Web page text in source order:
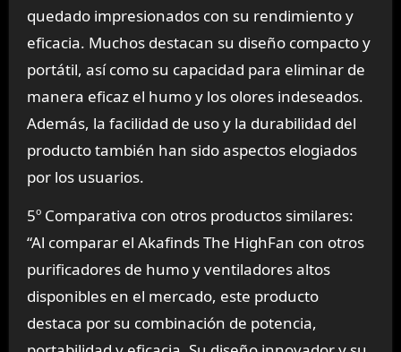
quedado impresionados con su rendimiento y
eficacia. Muchos destacan su diseño compacto y
portátil, así como su capacidad para eliminar de
manera eficaz el humo y los olores indeseados.
Además, la facilidad de uso y la durabilidad del
producto también han sido aspectos elogiados
por los usuarios.
5º Comparativa con otros productos similares:
“Al comparar el Akafinds The HighFan con otros
purificadores de humo y ventiladores altos
disponibles en el mercado, este producto
destaca por su combinación de potencia,